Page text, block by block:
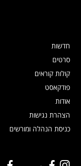
חדשות
סרטים
קולות קוראים
פודקאסט
אודות
הצהרת נגישות
כניסת הנהלה ומורשים